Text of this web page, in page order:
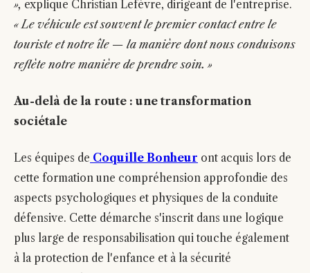
», explique Christian Lefèvre, dirigeant de l'entreprise.
« Le véhicule est souvent le premier contact entre le
touriste et notre île — la manière dont nous conduisons
reflète notre manière de prendre soin. »
Au-delà de la route : une transformation
sociétale
Les équipes de Coquille Bonheur ont acquis lors de
cette formation une compréhension approfondie des
aspects psychologiques et physiques de la conduite
défensive. Cette démarche s'inscrit dans une logique
plus large de responsabilisation qui touche également
à la protection de l'enfance et à la sécurité